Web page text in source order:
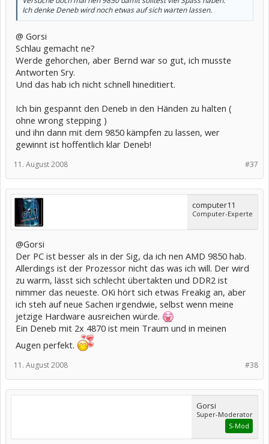
Ich denke Deneb wird noch etwas auf sich warten lassen.
@ Gorsi
Schlau gemacht ne?
Werde gehorchen, aber Bernd war so gut, ich musste
Antworten Sry.
Und das hab ich nicht schnell hineditiert.
Ich bin gespannt den Deneb in den Händen zu halten (
ohne wrong stepping )
und ihn dann mit dem 9850 kämpfen zu lassen, wer
gewinnt ist hoffentlich klar Deneb!
#37
11. August 2008
computer11
Computer-Experte
@Gorsi
Der PC ist besser als in der Sig, da ich nen AMD 9850 hab.
Allerdings ist der Prozessor nicht das was ich will. Der wird
zu warm, lässt sich schlecht übertakten und DDR2 ist
nimmer das neueste. OKi hört sich etwas Freakig an, aber
ich steh auf neue Sachen irgendwie, selbst wenn meine
jetzige Hardware ausreichen würde.
Ein Deneb mit 2x 4870 ist mein Traum und in meinen
Augen perfekt.
#38
11. August 2008
Gorsi
Super-Moderator
S-Mod